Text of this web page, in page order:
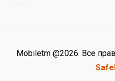
Mobiletm @2026. Все